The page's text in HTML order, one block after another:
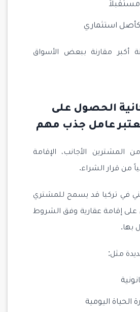
استثماري
أكبر مقارنة ببعض الأسواق
الحصول على
عامل جذب مهم
المشترين الأجانب، الإقامة
من قرار الشراء.
في تركيا قد يسمح للمشتري
على إقامة عقارية وفق الشروط
بها.
مثل:
الحياة اليومية